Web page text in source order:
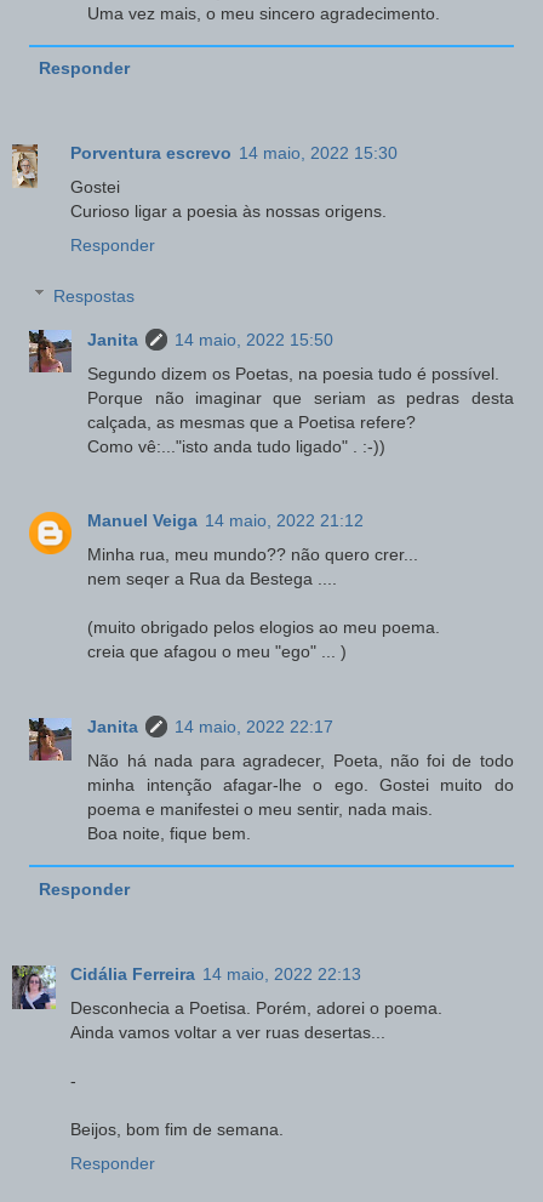
Uma vez mais, o meu sincero agradecimento.
Responder
Porventura escrevo 14 maio, 2022 15:30
Gostei
Curioso ligar a poesia às nossas origens.
Responder
Respostas
Janita
14 maio, 2022 15:50
Segundo dizem os Poetas, na poesia tudo é possível.
Porque não imaginar que seriam as pedras desta
calçada, as mesmas que a Poetisa refere?
Como vê:..."isto anda tudo ligado" . :-))
Manuel Veiga 14 maio, 2022 21:12
Minha rua, meu mundo?? não quero crer...
nem seqer a Rua da Bestega ....
(muito obrigado pelos elogios ao meu poema.
creia que afagou o meu "ego" ... )
Janita
14 maio, 2022 22:17
Não há nada para agradecer, Poeta, não foi de todo
minha intenção afagar-lhe o ego. Gostei muito do
poema e manifestei o meu sentir, nada mais.
Boa noite, fique bem.
Responder
Cidália Ferreira 14 maio, 2022 22:13
Desconhecia a Poetisa. Porém, adorei o poema.
Ainda vamos voltar a ver ruas desertas...
-
Beijos, bom fim de semana.
Responder